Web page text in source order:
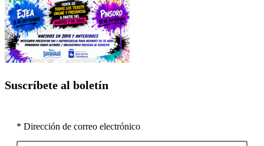
Suscríbete al boletín
* Dirección de correo electrónico